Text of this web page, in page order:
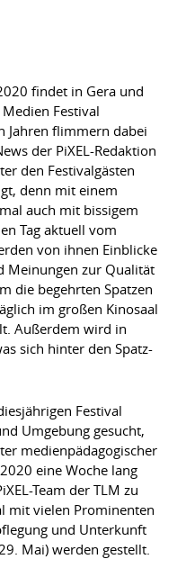
findet in Gera und
Festival
Jahren flimmern dabei
der PiXEL-Redaktion
den Festivalgästen
denn mit einem
auch mit bissigem
Tag aktuell vom
von ihnen Einblicke
Meinungen zur Qualität
die begehrten Spatzen
im großen Kinosaal
Außerdem wird in
sich hinter den Spatz-
Festival
Umgebung gesucht,
medienpädagogischer
eine Woche lang
Team der TLM zu
mit vielen Prominenten
und Unterkunft
Mai) werden gestellt.